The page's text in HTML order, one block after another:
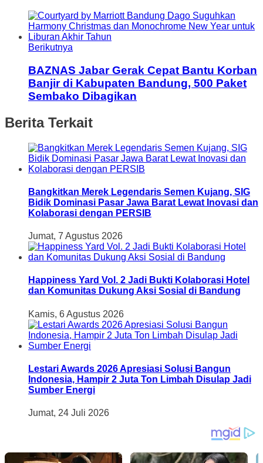
Berikutnya
BAZNAS Jabar Gerak Cepat Bantu Korban
Banjir di Kabupaten Bandung, 500 Paket
Sembako Dibagikan
Berita Terkait
Bangkitkan Merek Legendaris Semen Kujang, SIG
Bidik Dominasi Pasar Jawa Barat Lewat Inovasi dan
Kolaborasi dengan PERSIB
Jumat, 7 Agustus 2026
Happiness Yard Vol. 2 Jadi Bukti Kolaborasi Hotel
dan Komunitas Dukung Aksi Sosial di Bandung
Kamis, 6 Agustus 2026
Lestari Awards 2026 Apresiasi Solusi Bangun
Indonesia, Hampir 2 Juta Ton Limbah Disulap Jadi
Sumber Energi
Jumat, 24 Juli 2026